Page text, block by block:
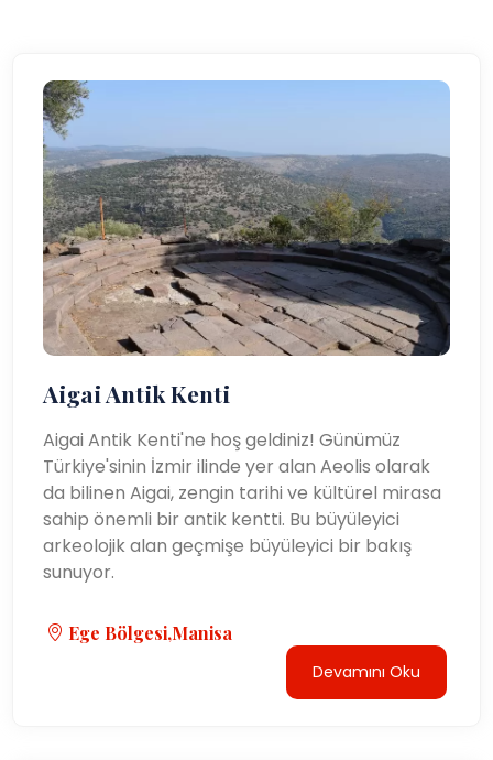
Aigai Antik Kenti
Aigai Antik Kenti'ne hoş geldiniz! Günümüz
Türkiye'sinin İzmir ilinde yer alan Aeolis olarak
da bilinen Aigai, zengin tarihi ve kültürel mirasa
sahip önemli bir antik kentti. Bu büyüleyici
arkeolojik alan geçmişe büyüleyici bir bakış
sunuyor.
Ege Bölgesi,Manisa
Devamını Oku